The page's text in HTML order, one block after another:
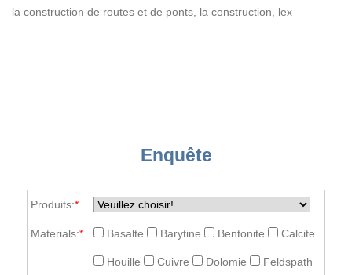
la construction de routes et de ponts, la construction, lex
Enquête
Produits:*
Materials:* Basalte Barytine Bentonite Calcite
Houille Cuivre Dolomie Feldspath